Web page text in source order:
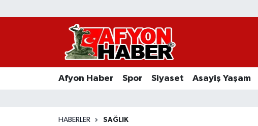
Afyon Haber Spor Siyaset Asayiş Yaşam
HABERLER SAĞLIK
Afyon Haber
Asayiş Yaşam